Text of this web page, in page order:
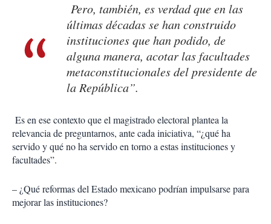
Pero, también, es verdad que en las
últimas décadas se han construido
instituciones que han podido, de
alguna manera, acotar las facultades
metaconstitucionales del presidente de
la República”.
Es en ese contexto que el magistrado electoral plantea la
relevancia de preguntarnos, ante cada iniciativa, “¿qué ha
servido y qué no ha servido en torno a estas instituciones y
facultades”.
– ¿Qué reformas del Estado mexicano podrían impulsarse para
mejorar las instituciones?